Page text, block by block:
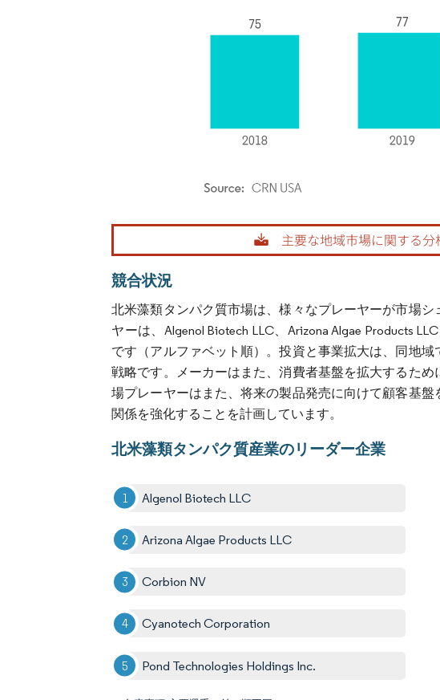
画像 © Mordor Intelligence。再利用にはCC BY 4.0の表示が必要です。
競合状況
北米藻類タンパク質市場は、様々なプレーヤーが市場
ヤーは、Algenol Biotech LLC、Arizona Algae Products
です（アルファベット順）。投資と事業拡大は、同地
戦略です。メーカーはまた、消費者基盤を拡大するた
場プレーヤーはまた、将来の製品発売に向けて顧客基
関係を強化することを計画しています。
北米藻類タンパク質産業のリーダー企業
Algenol Biotech LLC
Arizona Algae Products LLC
Corbion NV
Cyanotech Corporation
Pond Technologies Holdings Inc.